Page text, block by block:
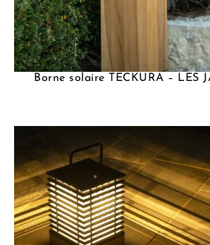
Borne solaire TECKURA – LES